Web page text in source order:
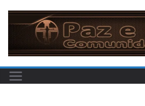
para
conteúdo